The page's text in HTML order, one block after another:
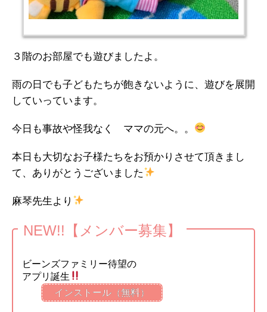
３階のお部屋でも遊びましたよ。
雨の日でも子どもたちが飽きないように、遊びを展開
していっています。
今日も事故や怪我なく ママの元へ。。
本日も大切なお子様たちをお預かりさせて頂きまし
て、ありがとうございました
麻琴先生より
NEW!!【メンバー募集】
ビーンズファミリー待望の
アプリ誕生
インストール（無料）